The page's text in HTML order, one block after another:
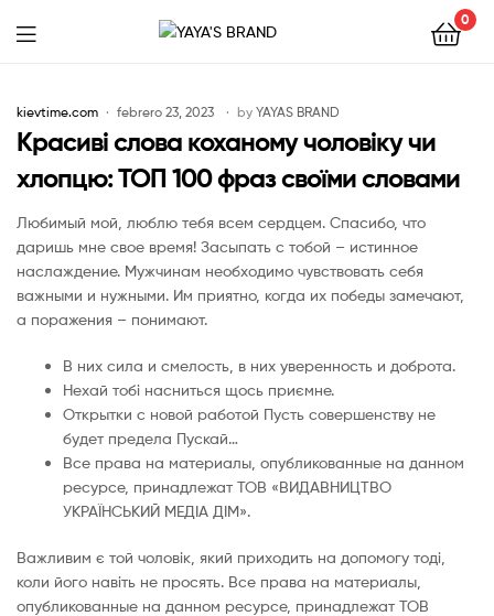
BRAND
0
kievtime.com febrero 23, 2023 by YAYAS BRAND
Красиві слова коханому чоловіку чи
хлопцю: ТОП 100 фраз своїми словами
Любимый мой, люблю тебя всем сердцем. Спасибо, что
даришь мне свое время! Засыпать с тобой – истинное
наслаждение. Мужчинам необходимо чувствовать себя
важными и нужными. Им приятно, когда их победы замечают,
а поражения – понимают.
В них сила и смелость, в них уверенность и доброта.
Нехай тобі насниться щось приємне.
Открытки с новой работой Пусть совершенству не
будет предела Пускай…
Все права на материалы, опубликованные на данном
ресурсе, принадлежат ТОВ «ВИДАВНИЦТВО
УКРАЇНСЬКИЙ МЕДІА ДІМ».
Важливим є той чоловік, який приходить на допомогу тоді,
коли його навіть не просять. Все права на материалы,
опубликованные на данном ресурсе, принадлежат ТОВ